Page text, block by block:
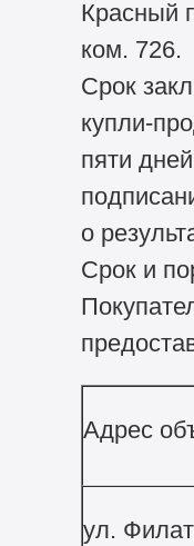
Красный
ком. 726.
Срок
купли-
пяти
о
Срок и
Адрес
ул.